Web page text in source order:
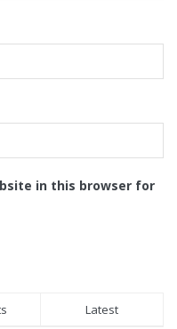
in this browser for
Latest